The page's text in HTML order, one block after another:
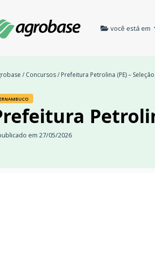
você está em
/ Concursos/ Prefeitura Petrolina (PE) –
em 27/05/2026